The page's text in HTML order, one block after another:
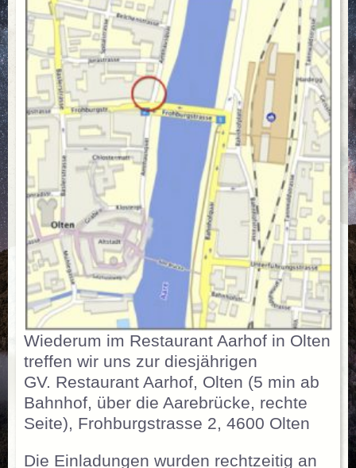
Wiederum im Restaurant Aarhof in Olten
treffen wir uns zur diesjährigen
GV. Restaurant Aarhof, Olten (5 min ab
Bahnhof, über die Aarebrücke, rechte
Seite), Frohburgstrasse 2, 4600 Olten
Die Einladungen wurden rechtzeitig an